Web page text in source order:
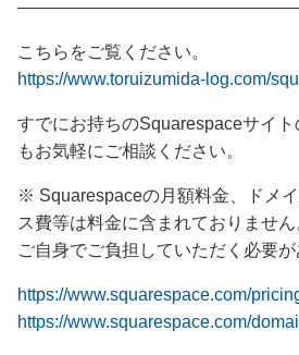
こちらをご覧ください。
https://www.toruizumida-log.com/
すでにお持ちのSquarespaceサイ
もお気軽にご相談ください。
※ Squarespaceの月額料金、ドメ
ス費等は料金に含まれておりません
ご自身でご負担していただく必要が
https://www.squarespace.com/
https://www.squarespace.com/